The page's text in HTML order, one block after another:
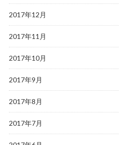
2017年12月
2017年11月
2017年10月
2017年9月
2017年8月
2017年7月